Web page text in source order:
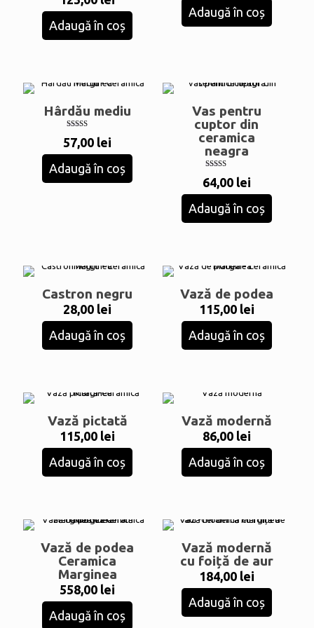
din 5
Adaugă în coș
Adaugă în coș
Hârdău mediu
Evaluat la
5.00
din 5
57,00 lei
Adaugă în coș
Vas pentru
cuptor din
ceramica
neagra
Evaluat la
5.00
din 5
64,00 lei
Adaugă în coș
Castron negru
28,00 lei
Adaugă în coș
Vază de podea
115,00 lei
Adaugă în coș
Vază pictată
115,00 lei
Adaugă în coș
Vază modernă
86,00 lei
Adaugă în coș
Vază de podea
Ceramica
Marginea
558,00 lei
Adaugă în coș
Vază modernă
cu foiță de aur
184,00 lei
Adaugă în coș